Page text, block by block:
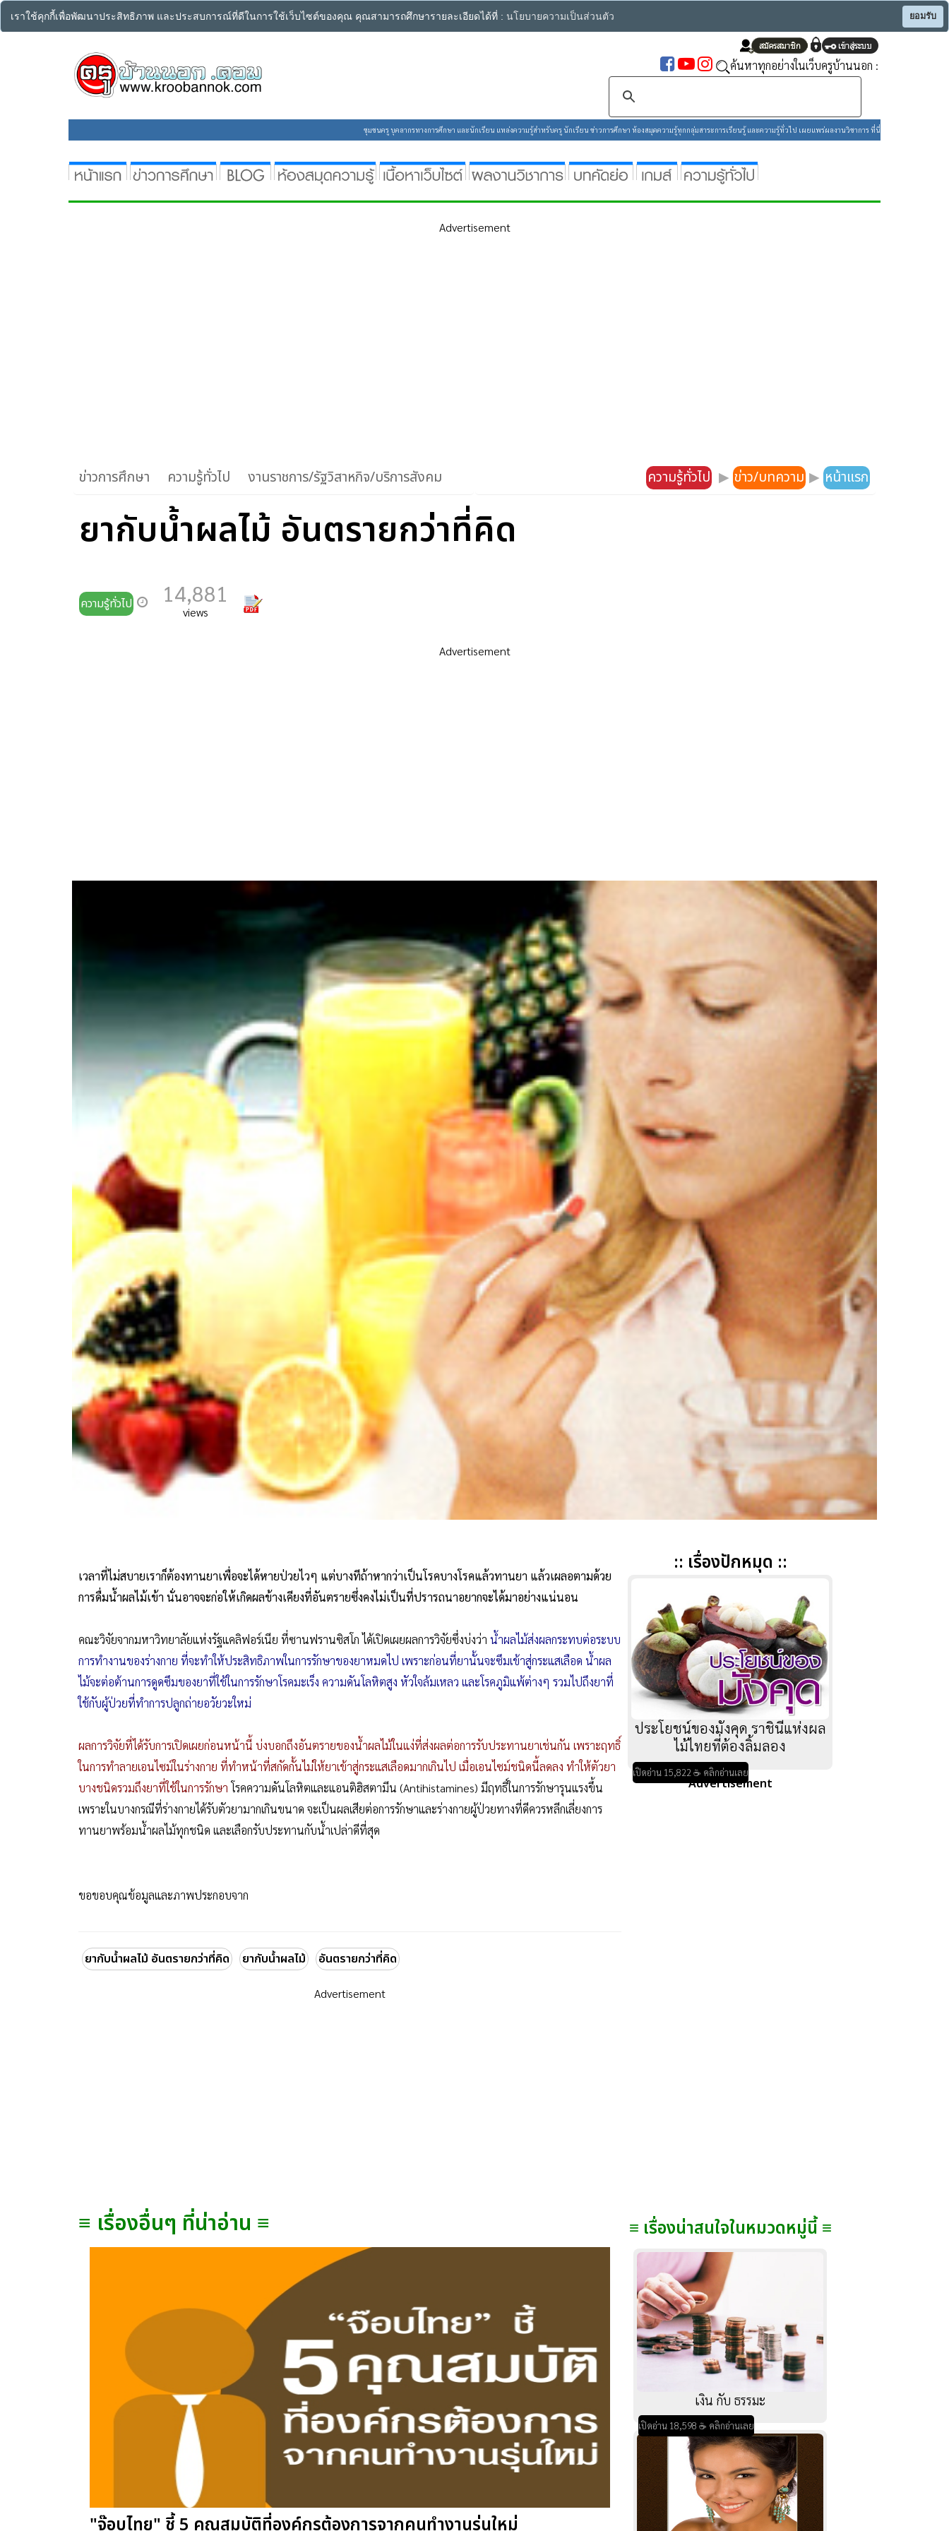
เราใช้คุกกี้เพื่อพัฒนาประสิทธิภาพ และประสบการณ์ที่ดีในการใช้เว็บไซต์ของคุณ คุณสามารถศึกษารายละเอียดได้ที่ : นโยบายความเป็นส่วนตัว ยอมรับ
ค้นหาทุกอย่างในเว็บครูบ้านนอก :
ชุมชนครู บุคลากรทางการศึกษา และนักเรียน แหล่งความรู้สำหรับครู นักเรียน ข่าวการศึกษา ห้องสมุดความรู้ทุกกลุ่มสาระการเรียนรู้ และความรู้ทั่วไป เผยแพร่ผลงานวิชาการ ที่นี่
Advertisement
ข่าวการศึกษา ความรู้ทั่วไป งานราชการ/รัฐวิสาหกิจ/บริการสังคม ความรู้ทั่วไป ▶ ข่าว/บทความ ▶ หน้าแรก
ยากับน้ำผลไม้ อันตรายกว่าที่คิด
ความรู้ทั่วไป 14,881
views
Advertisement
เวลาที่ไม่สบายเราก็ต้องทานยาเพื่อจะได้หายป่วยไวๆ แต่บางทีถ้าหากว่าเป็นโรคบางโรคแล้วทานยา แล้วเผลอตามด้วย
การดื่มน้ำผลไม้เข้า นั่นอาจจะก่อให้เกิดผลข้างเคียงที่อันตรายซึ่งคงไม่เป็นที่ปรารถนาอยากจะได้มาอย่างแน่นอน
คณะวิจัยจากมหาวิทยาลัยแห่งรัฐแคลิฟอร์เนีย ที่ซานฟรานซิสโก ได้เปิดเผยผลการวิจัยซึ่งบ่งว่า น้ำผลไม้ส่งผลกระทบต่อระบบ
การทำงานของร่างกาย ที่จะทำให้ประสิทธิภาพในการรักษาของยาหมดไป เพราะก่อนที่ยานั้นจะซึมเข้าสู่กระแสเลือด น้ำผล
ไม้จะต่อต้านการดูดซึมของยาที่ใช้ในการรักษาโรคมะเร็ง ความดันโลหิตสูง หัวใจล้มเหลว และโรคภูมิแพ้ต่างๆ รวมไปถึงยาที่
ใช้กับผู้ป่วยที่ทำการปลูกถ่ายอวัยวะใหม่
ผลการวิจัยที่ได้รับการเปิดเผยก่อนหน้านี้ บ่งบอกถึงอันตรายของน้ำผลไม้ในแง่ที่ส่งผลต่อการรับประทานยาเช่นกัน เพราะฤทธิ์
ในการทำลายเอนไซม์ในร่างกาย ที่ทำหน้าที่สกัดกั้นไม่ให้ยาเข้าสู่กระแสเลือดมากเกินไป เมื่อเอนไซม์ชนิดนี้ลดลง ทำให้ตัวยา
บางชนิดรวมถึงยาที่ใช้ในการรักษา โรคความดันโลหิตและแอนติฮิสตามีน (Antihistamines) มีฤทธิ์ในการรักษารุนแรงขึ้น
เพราะในบางกรณีที่ร่างกายได้รับตัวยามากเกินขนาด จะเป็นผลเสียต่อการรักษาและร่างกายผู้ป่วยทางที่ดีควรหลีกเลี่ยงการ
ทานยาพร้อมน้ำผลไม้ทุกชนิด และเลือกรับประทานกับน้ำเปล่าดีที่สุด
ขอขอบคุณข้อมูลและภาพประกอบจาก
ยากับน้ำผลไม้ อันตรายกว่าที่คิด ยากับน้ำผลไม้ อันตรายกว่าที่คิด
Advertisement
≡ เรื่องอื่นๆ ที่น่าอ่าน ≡
"จ๊อบไทย" ชี้ 5 คุณสมบัติที่องค์กรต้องการจากคนทำงานรุ่นใหม่
:: เรื่องปักหมุด ::
ประโยชน์ของมังคุด ราชินีแห่งผล
ไม้ไทยที่ต้องลิ้มลอง
เปิดอ่าน 15,822 ☕ คลิกอ่านเลย
Advertisement
≡ เรื่องน่าสนใจในหมวดหมู่นี้ ≡
เงิน กับ ธรรมะ
เปิดอ่าน 18,598 ☕ คลิกอ่านเลย